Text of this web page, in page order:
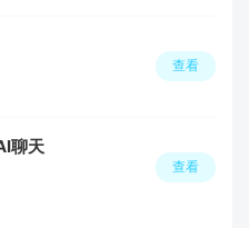
查看
聊天
查看